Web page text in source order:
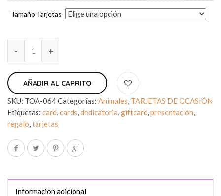
Tamaño Tarjetas
AÑADIR AL CARRITO
SKU: TOA-064Categorías: Animales, TARJETAS DE OCASIÓN
Etiquetas: card,cards,dedicatoria,giftcard,presentación,
regalo,tarjetas
Información adicional